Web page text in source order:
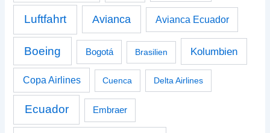
Luftfahrt Avianca Avianca Ecuador
Boeing Bogotá Brasilien Kolumbien
Copa Airlines Cuenca Delta Airlines
Ecuador Embraer